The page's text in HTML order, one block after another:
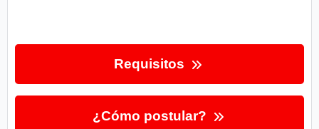
Requisitos
¿Cómo postular?